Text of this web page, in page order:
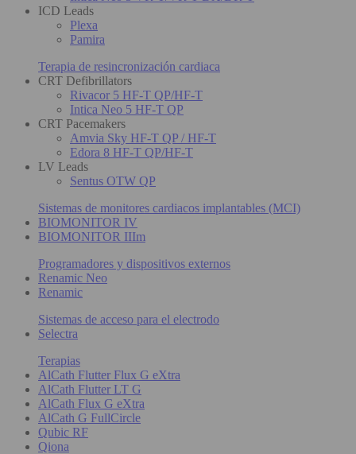
ICD Leads
Plexa
Pamira
Terapia de resincronización cardiaca
CRT Defibrillators
Rivacor 5 HF-T QP/HF-T
Intica Neo 5 HF-T QP
CRT Pacemakers
Amvia Sky HF-T QP / HF-T
Edora 8 HF-T QP/HF-T
LV Leads
Sentus OTW QP
Sistemas de monitores cardiacos implantables (MCI)
BIOMONITOR IV
BIOMONITOR IIIm
Programadores y dispositivos externos
Renamic Neo
Renamic
Sistemas de acceso para el electrodo
Selectra
Terapias
AlCath Flutter Flux G eXtra
AlCath Flutter LT G
AlCath Flux G eXtra
AlCath G FullCircle
Qubic RF
Qiona